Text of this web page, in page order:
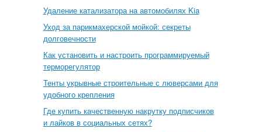
Удаление катализатора на автомобилях Kia
Уход за парикмахерской мойкой: секреты
долговечности
Как установить и настроить программируемый
терморегулятор
Тенты укрывные строительные с люверсами для
удобного крепления
Где купить качественную накрутку подписчиков
и лайков в социальных сетях?